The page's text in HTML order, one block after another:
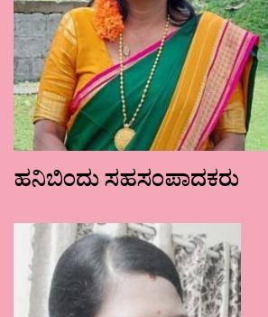
ಹನಿಬಿಂದು ಸಹಸಂಪಾದಕರು